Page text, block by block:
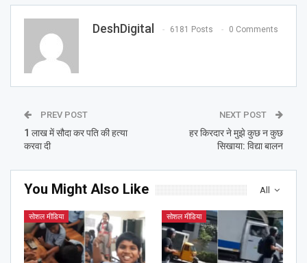
DeshDigital 6181 Posts 0 Comments
PREV POST
1 लाख में सौदा कर पति की हत्या
करवा दी
NEXT POST
हर किरदार ने मुझे कुछ न कुछ
सिखाया: विद्या बालन
All
You Might Also Like
सोशल मीडिया सोशल मीडिया